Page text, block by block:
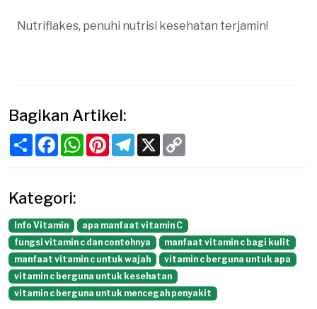
Nutriflakes, penuhi nutrisi kesehatan terjamin!
Bagikan Artikel:
ShareFacebookWhatsApp
PinterestTelegram
X
Kategori:
Info Vitamin
apa manfaat vitamin C
fungsi vitamin c dan contohnya
manfaat vitamin c bagi kulit
manfaat vitamin c untuk wajah
vitamin c berguna untuk apa
vitamin c berguna untuk kesehatan
vitamin c berguna untuk mencegah penyakit